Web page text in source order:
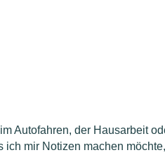
Autofahren, der Hausarbeit
mir Notizen machen